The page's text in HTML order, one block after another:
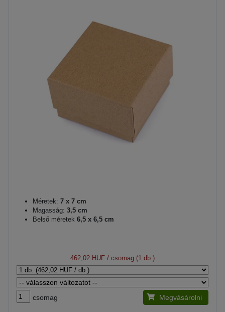
Méretek: 7 x 7 cm
Magasság: 3,5 cm
Belső méretek 6,5 x 6,5 cm
462,02 HUF / csomag (1 db.)
csomag Megvásárolni